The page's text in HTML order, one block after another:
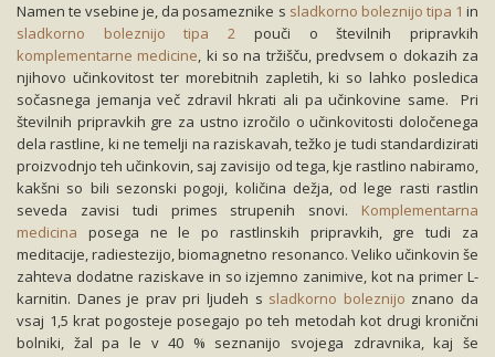
Namen te vsebine je, da posameznike s sladkorno boleznijo tipa 1 in
sladkorno boleznijo tipa 2 pouči o številnih pripravkih
komplementarne medicine, ki so na tržišču, predvsem o dokazih za
njihovo učinkovitost ter morebitnih zapletih, ki so lahko posledica
sočasnega jemanja več zdravil hkrati ali pa učinkovine same. Pri
številnih pripravkih gre za ustno izročilo o učinkovitosti določenega
dela rastline, ki ne temelji na raziskavah, težko je tudi standardizirati
proizvodnjo teh učinkovin, saj zavisijo od tega, kje rastlino nabiramo,
kakšni so bili sezonski pogoji, količina dežja, od lege rasti rastlin
seveda zavisi tudi primes strupenih snovi. Komplementarna
medicina
posega ne le po rastlinskih pripravkih, gre tudi za
meditacije, radiestezijo, biomagnetno resonanco. Veliko učinkovin še
zahteva dodatne raziskave in so izjemno zanimive, kot na primer L-
karnitin. Danes je prav pri ljudeh s sladkorno boleznijo znano da
vsaj 1,5 krat pogosteje posegajo po teh metodah kot drugi kronični
bolniki, žal pa le v 40 % seznanijo svojega zdravnika, kaj še